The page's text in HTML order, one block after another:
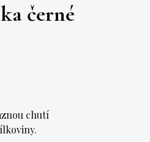
černé
chutí